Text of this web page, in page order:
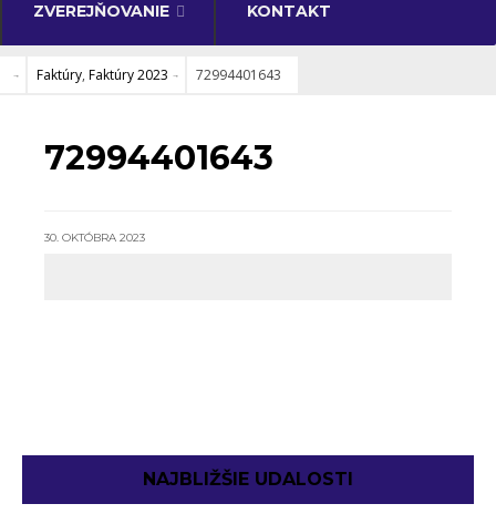
ZVEREJŇOVANIE KONTAKT
Faktúry, Faktúry 2023 72994401643
72994401643
30. OKTÓBRA 2023
NAJBLIŽŠIE UDALOSTI